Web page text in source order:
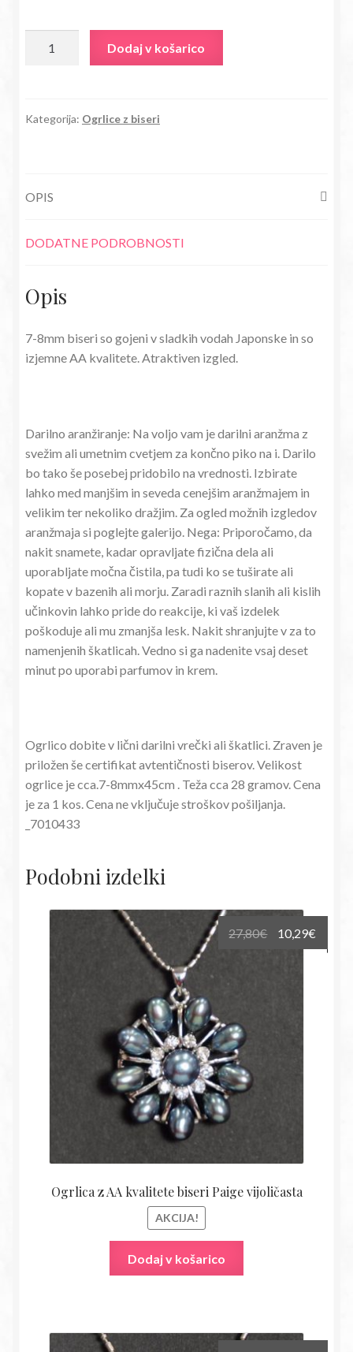
27,80€.
14,18€.
AA
kristalom
količina
Dodaj v košarico
Kategorija: Ogrlice z biseri
OPIS
DODATNE PODROBNOSTI
Opis
7-8mm biseri so gojeni v sladkih vodah Japonske in so
izjemne AA kvalitete. Atraktiven izgled.
Darilno aranžiranje: Na voljo vam je darilni aranžma z
svežim ali umetnim cvetjem za končno piko na i. Darilo
bo tako še posebej pridobilo na vrednosti. Izbirate
lahko med manjšim in seveda cenejšim aranžmajem in
velikim ter nekoliko dražjim. Za ogled možnih izgledov
aranžmaja si poglejte galerijo. Nega: Priporočamo, da
nakit snamete, kadar opravljate fizična dela ali
uporabljate močna čistila, pa tudi ko se tuširate ali
kopate v bazenih ali morju. Zaradi raznih slanih ali kislih
učinkovin lahko pride do reakcije, ki vaš izdelek
poškoduje ali mu zmanjša lesk. Nakit shranjujte v za to
namenjenih škatlicah. Vedno si ga nadenite vsaj deset
minut po uporabi parfumov in krem.
Ogrlico dobite v lični darilni vrečki ali škatlici. Zraven je
priložen še certifikat avtentičnosti biserov. Velikost
ogrlice je cca.7-8mmx45cm . Teža cca 28 gramov. Cena
je za 1 kos. Cena ne vključuje stroškov pošiljanja.
_7010433
Podobni izdelki
Ogrlica z AA kvalitete biseri Paige vijoličasta
AKCIJA!
27,80€
Izvirna
10,29€
cena
Dodaj v košarico